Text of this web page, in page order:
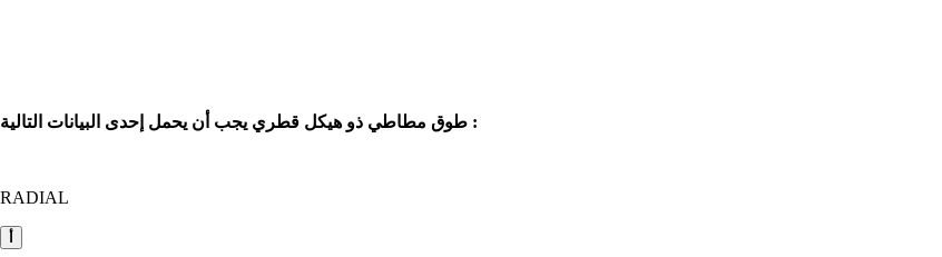
طوق مطاطي ذو هيكل قطري يجب أن يحمل إحدى البيانات التالية :
RADIAL
أ